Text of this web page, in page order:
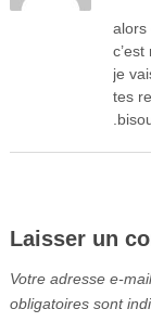
alors
je
tes
Laisser un
Votre adresse e-
obligatoires sont